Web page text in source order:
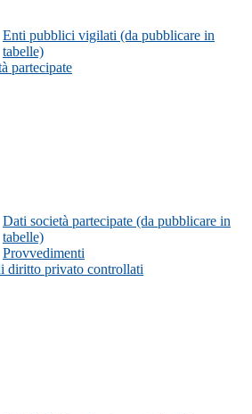
Enti pubblici vigilati (da pubblicare in
tabelle)
partecipate
Dati società partecipate (da pubblicare in
tabelle)
Provvedimenti
diritto privato controllati